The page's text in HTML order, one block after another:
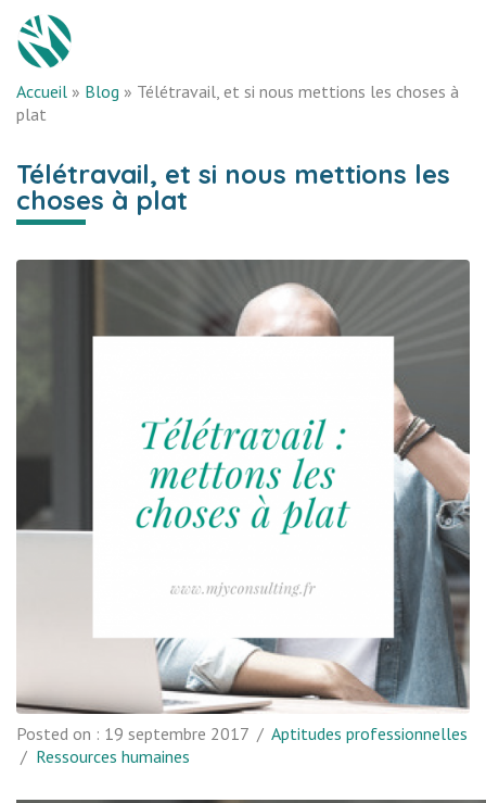
Accueil » Blog » Télétravail, et si nous mettions les choses à
plat
Télétravail, et si nous mettions les
choses à plat
Posted on : 19 septembre 2017 / Aptitudes professionnelles
/ Ressources humaines